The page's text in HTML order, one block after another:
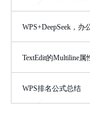
WPS+DeepSeek，办
TextEdit的Multiline属
WPS排名公式总结